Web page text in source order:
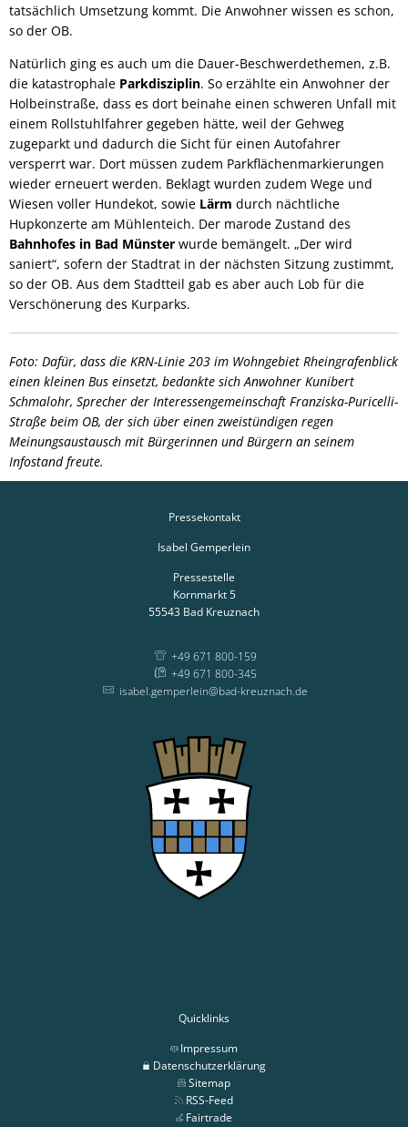
tatsächlich Umsetzung kommt. Die Anwohner wissen es schon,
so der OB.
Natürlich ging es auch um die Dauer-Beschwerdethemen, z.B.
die katastrophale Parkdisziplin. So erzählte ein Anwohner der
Holbeinstraße, dass es dort beinahe einen schweren Unfall mit
einem Rollstuhlfahrer gegeben hätte, weil der Gehweg
zugeparkt und dadurch die Sicht für einen Autofahrer
versperrt war. Dort müssen zudem Parkflächenmarkierungen
wieder erneuert werden. Beklagt wurden zudem Wege und
Wiesen voller Hundekot, sowie Lärm durch nächtliche
Hupkonzerte am Mühlenteich. Der marode Zustand des
Bahnhofes in Bad Münster wurde bemängelt. „Der wird
saniert“, sofern der Stadtrat in der nächsten Sitzung zustimmt,
so der OB. Aus dem Stadtteil gab es aber auch Lob für die
Verschönerung des Kurparks.
Foto: Dafür, dass die KRN-Linie 203 im Wohngebiet Rheingrafenblick
einen kleinen Bus einsetzt, bedankte sich Anwohner Kunibert
Schmalohr, Sprecher der Interessengemeinschaft Franziska-Puricelli-
Straße beim OB, der sich über einen zweistündigen regen
Meinungsaustausch mit Bürgerinnen und Bürgern an seinem
Infostand freute.
Pressekontakt
Isabel Gemperlein
Pressestelle
Kornmarkt 5
55543 Bad Kreuznach
+49 671 800-159
+49 671 800-345
isabel.gemperlein@bad-kreuznach.de
Quicklinks
Impressum
Datenschutzerklärung
Sitemap
RSS-Feed
Fairtrade